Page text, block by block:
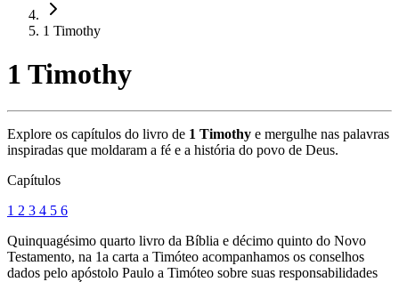
1 Timothy
1 Timothy
Explore os capítulos do livro de 1 Timothy e mergulhe nas palavras
inspiradas que moldaram a fé e a história do povo de Deus.
Capítulos
1 2 3 4 5 6
Quinquagésimo quarto livro da Bíblia e décimo quinto do Novo
Testamento, na 1a carta a Timóteo acompanhamos os conselhos
dados pelo apóstolo Paulo a Timóteo sobre suas responsabilidades